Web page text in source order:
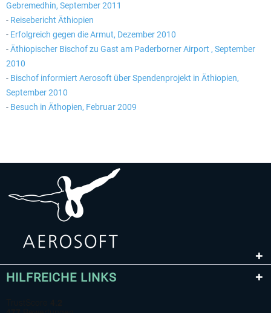
Gebremedhin, September 2011
- Reisebericht Äthiopien
- Erfolgreich gegen die Armut, Dezember 2010
-Äthiopischer Bischof zu Gast am Paderborner Airport , September
2010
- Bischof informiert Aerosoft über Spendenprojekt in Äthiopien,
September 2010
- Besuch in Äthopien, Februar 2009
HILFREICHE LINKS